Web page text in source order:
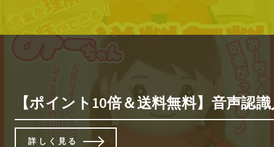
【ポイント10倍＆送料無料】音声認
詳しく見る